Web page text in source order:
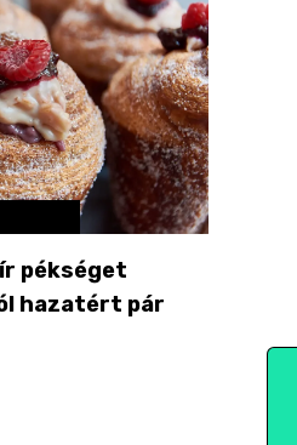
pékséget
hazatért pár